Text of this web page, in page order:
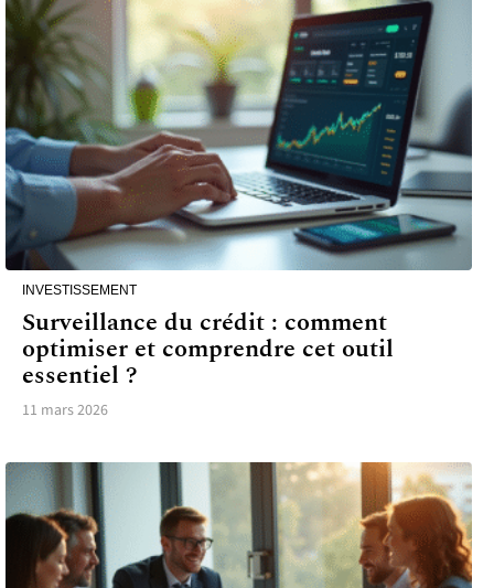
INVESTISSEMENT
Surveillance du crédit : comment
optimiser et comprendre cet outil
essentiel ?
11 mars 2026